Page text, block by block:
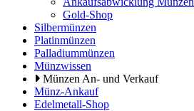
Gold-Shop
Silbermünzen
Platinmünzen
Palladiummünzen
Münzwissen
Münzen An- und Verkauf
Münz-Ankauf
Edelmetall-Shop